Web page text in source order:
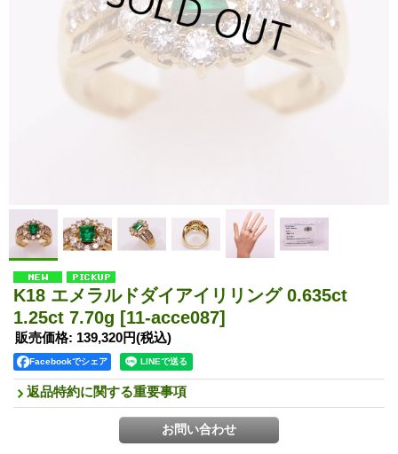
K18 エメラルドダイアイリリング 0.635ct
1.25ct 7.70g [11-acce087]
販売価格: 139,320円(税込)
Facebookでシェア
返品特約に関する重要事項